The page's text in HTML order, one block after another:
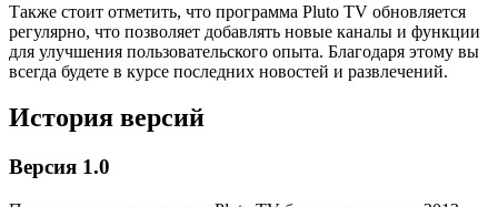
Также стоит отметить, что программа Pluto TV обновляется
регулярно, что позволяет добавлять новые каналы и функции
для улучшения пользовательского опыта. Благодаря этому вы
всегда будете в курсе последних новостей и развлечений.
История версий
Версия 1.0